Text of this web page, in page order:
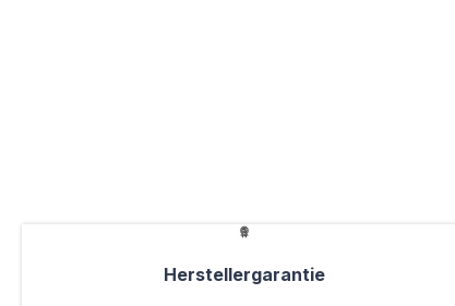
Herstellergarantie